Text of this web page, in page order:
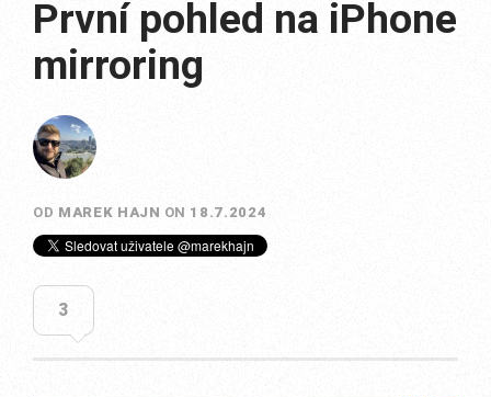
První pohled na iPhone
mirroring
OD MAREK HAJN ON 18.7.2024
3